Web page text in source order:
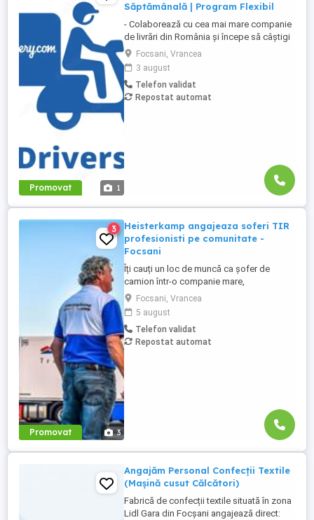
Promovat 1
Săptămânală | Program Flexibil
- Colaborează cu cea mai mare companie
de livrări din România și începe să câștigi
rapid! - Cerințe: Minim 18 ani Mijloc de
transport propriu (mașină, scuter,
motocicletă sau bicicletă) Telefon mobil
cu acces la internet - Ce oferim: Plată
săptămânală, fără întârzieri Bonusuri
Focsani, Vrancea
3 august
Telefon validat
Repostat automat
Promovat 3
3
Heisterkamp angajeaza soferi TIR
profesionisti pe comunitate -
Focsani
Îți cauți un loc de muncă ca șofer de
camion într-o companie mare,
internațională și stabilă? Atunci vino în
echipa Heisterkamp! Angajăm șoferi cu
sau fără experiență și echipaje pentru
transport internațional. Beneficii: training
de inițiere la începutul activității în cadrul
Focsani, Vrancea
5 august
Telefon validat
Repostat automat
Angajăm Personal Confecții Textile
(Mașină cusut Călcători)
Fabrică de confecții textile situată în zona
Lidl Gara din Focșani angajează direct: